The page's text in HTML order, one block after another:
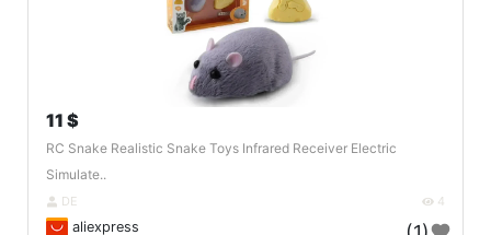
11 $
RC Snake Realistic Snake Toys Infrared Receiver Electric
Simulate..
DE 4
aliexpress